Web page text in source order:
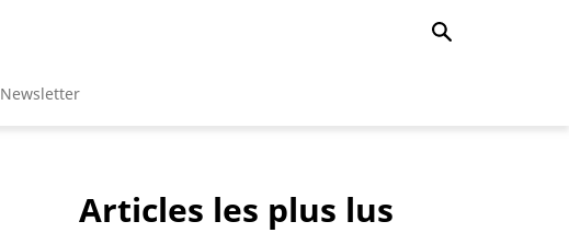
Newsletter
Articles les plus lus